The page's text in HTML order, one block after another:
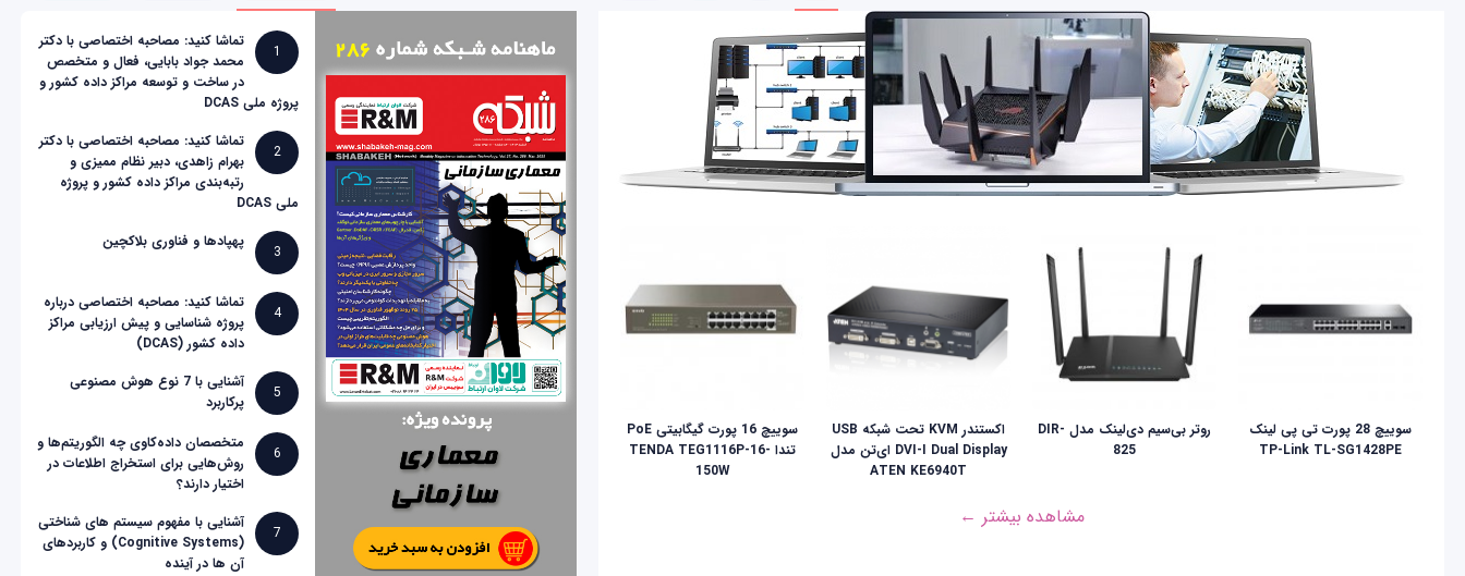
سوییچ 28 پورت تی پی لینک
TP-Link TL-SG1428PE
روتر بی‌سیم دی‌لینک مدل DIR-
825
اکستندر KVM تحت شبکه USB
DVI-I Dual Display ای‌تن مدل
ATEN KE6940T
سوییچ 16 پورت گیگابیتی PoE
تندا TENDA TEG1116P-16-
150W
مشاهده بیشتر ←
1
تماشا کنید: مصاحبه اختصاصی با دکتر
محمد جواد بابایی، فعال و متخصص
در ساخت و توسعه مراکز داده کشور و
پروژه ملی DCAS
2
تماشا کنید: مصاحبه اختصاصی با دکتر
بهرام زاهدی، دبیر نظام ممیزی و
رتبه‌بندی مراکز داده کشور و پروژه
ملی DCAS
3
پهپادها و فناوری بلاکچین
4
تماشا کنید: مصاحبه اختصاصی درباره
پروژه شناسایی و پیش ارزیابی مراکز
داده کشور (DCAS)
5
آشنایی با 7 نوع هوش مصنوعی
پرکاربرد
6
متخصصان داده‌کاوی چه الگوریتم‌ها و
روش‌هایی برای استخراج اطلاعات در
اختیار دارند؟
7
آشنایی با مفهوم سیستم های شناختی
(Cognitive Systems) و کاربردهای
آن ها در آینده